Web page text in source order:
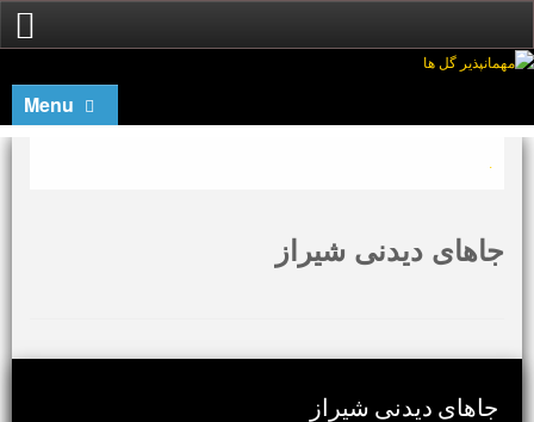
Menu
.
جاهای دیدنی شیراز
جاهای دیدنی شیراز